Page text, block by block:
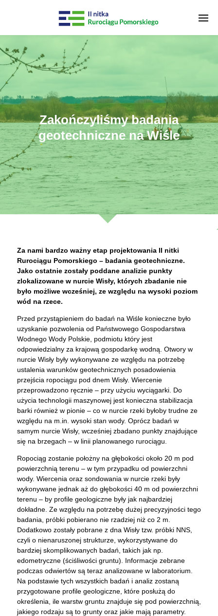
Zakończyliśmy badania
geotechniczne na Wiśle
Za nami bardzo ważny etap projektowania II nitki
Rurociągu Pomorskiego – badania geotechniczne.
Jako ostatnie zostały poddane analizie punkty
zlokalizowane w nurcie Wisły, których zbadanie nie
było możliwe wcześniej, ze względu na wysoki poziom
wód na rzece.
Przed przystąpieniem do badań na Wiśle konieczne było
uzyskanie pozwolenia od Państwowego Gospodarstwa
Wodnego Wody Polskie, podmiotu który jest
odpowiedzialny za krajową gospodarkę wodną. Otwory w
nurcie Wisły były wykonywane ze względu na potrzebę
ustalenia warunków geotechnicznych posadowienia
przejścia ropociągu pod dnem Wisły. Wiercenie
przeprowadzono ręcznie – przy użyciu wyciągarki. Do
użycia technologii maszynowej jest konieczna stabilizacja
barki również w pionie – co w nurcie rzeki byłoby trudne ze
względu na m.in. wysoki stan wody. Oprócz badań w
samym nurcie Wisły, wcześniej zbadano punkty znajdujące
się na brzegach – w linii planowanego rurociągu.
Ropociąg zostanie położny na głębokości około 20 m pod
powierzchnią terenu – w tym przypadku od powierzchni
wody. Wiercenia oraz sondowania w nurcie rzeki były
wykonywane jednak aż do głębokości 40 m od powierzchni
terenu – by profile geologiczne były jak najbardziej
dokładne. Ze względu na potrzebę dużej precyzyjności tego
badania, próbki pobierano nie rzadziej niż co 2 m.
Dodatkowo zostały pobrane z dna Wisły tzw. próbki NNS,
czyli o nienaruszonej strukturze, wykorzystywane do
bardziej skomplikowanych badań, takich jak np.
edometryczne (ściśliwości gruntu). Informacje zebrane
podczas odwiertów są teraz analizowane w laboratorium.
Na podstawie tych wszystkich badań i analiz zostaną
przygotowane profile geologiczne, które posłużą do
określenia, ile warstw gruntu znajduje się pod powierzchnią,
jakiego rodzaju są to grunty oraz jakie mają parametry.